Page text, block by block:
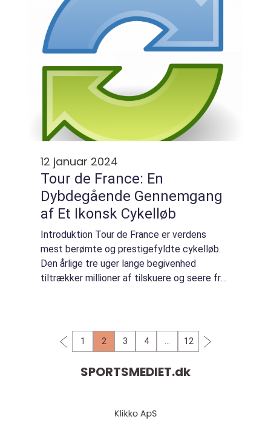
verden til...
12 januar 2024
Tour de France: En
Dybdegående Gennemgang
af Et Ikonsk Cykelløb
Introduktion Tour de France er verdens
mest berømte og prestigefyldte cykelløb.
Den årlige tre uger lange begivenhed
tiltrækker millioner af tilskuere og seere fra
1 2 3 4 12
SPORTSMEDIET.dk